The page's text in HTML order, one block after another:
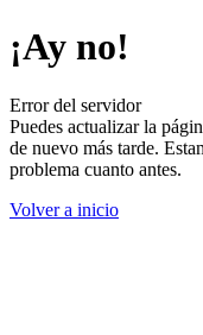
¡Ay no!
Error del servidor
Puedes actualizar la
de nuevo más tarde.
problema cuanto antes.
Volver a inicio